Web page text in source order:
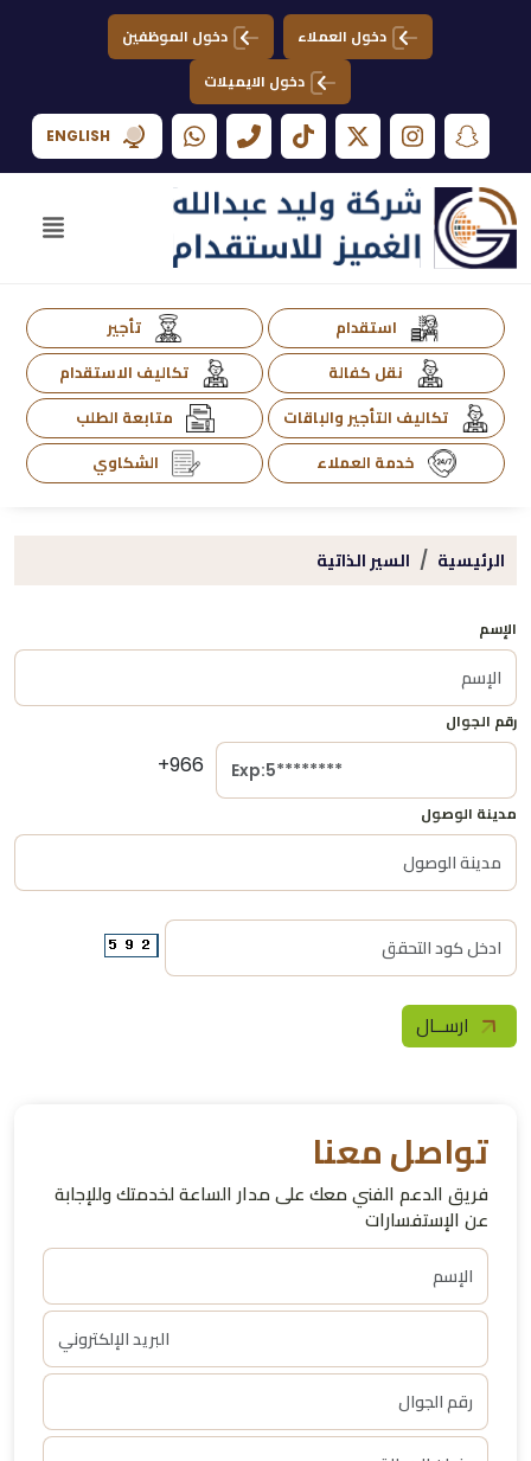
دخول العملاء دخول الموظفين
دخول الايميلات
ENGLISH
استقدام
تأجير
نقل كفالة
تكاليف الاستقدام
تكاليف التأجير والباقات
متابعة الطلب
خدمة العملاء
الشكاوي
الرئيسية السير الذاتية
الإسم
رقم الجوال
+966
مدينة الوصول
تواصل معنا
فريق الدعم الفني معك على مدار الساعة لخدمتك وللإجابة
عن الإستفسارات